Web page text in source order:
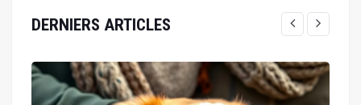
DERNIERS ARTICLES